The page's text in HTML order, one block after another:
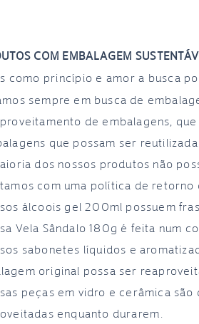
COM EMBALAGEM
como princípio e amor a busca
sempre em busca de
de embalagens,
que possam ser
dos nossos produtos não
com uma política de retorno
álcoois gel 200ml possuem
Vela Sândalo 180g é feita num
sabonetes líquidos e
original possa ser
peças em vidro e cerâmica
enquanto durarem.